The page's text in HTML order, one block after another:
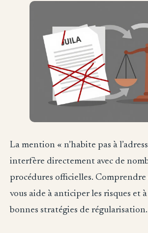
La mention « n’habite pas à
interfère directement avec de
procédures officielles.
vous aide à anticiper les risques et
bonnes stratégies de régularisation.